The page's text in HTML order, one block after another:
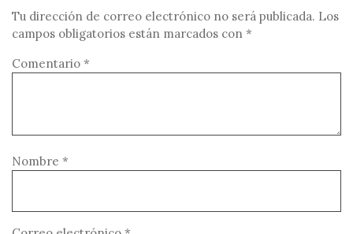
d
a
i
o
Tu dirección de correo electrónico no será publicada. Los
campos obligatorios están marcados con *
Comentario *
Nombre *